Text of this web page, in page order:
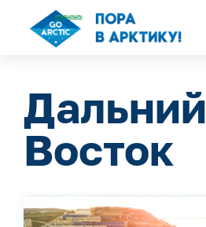
Дальний
Восток